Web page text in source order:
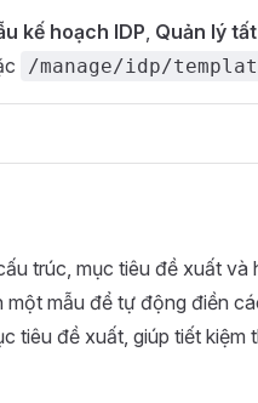
kế hoạch IDP, Quản lý
/manage/idp/
trúc, mục tiêu đề xuất và
mẫu để tự động điền
tiêu đề xuất, giúp tiết kiệm